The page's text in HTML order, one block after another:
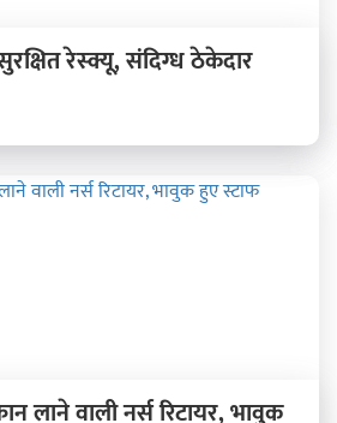
रेस्क्यू, संदिग्ध ठेकेदार
लाने वाली नर्स रिटायर, भावुक